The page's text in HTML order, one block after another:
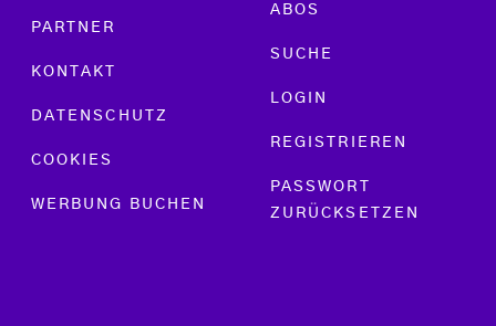
PARTNER
KONTAKT
DATENSCHUTZ
COOKIES
WERBUNG BUCHEN
ABOS
SUCHE
LOGIN
REGISTRIEREN
PASSWORT
ZURÜCKSETZEN